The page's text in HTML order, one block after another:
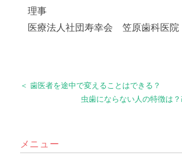
理事
医療法人社団寿幸会 笠原歯科医
＜ 歯医者を途中で変えることはできる？
虫歯にならない人の特徴は
メニュー